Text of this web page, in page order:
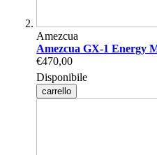
Amezcua
Amezcua GX-1 Energy
€470,00
Disponibile
carrello